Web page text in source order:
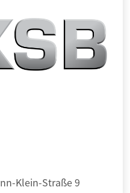
Klein-Straße 9